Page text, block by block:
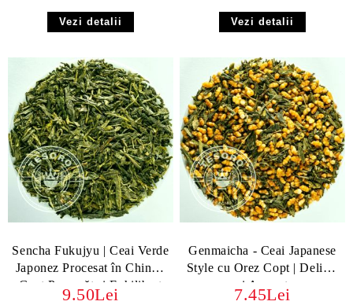
Vezi detalii Vezi detalii
Sencha Fukujyu | Ceai Verde
Japonez Procesat în China -
Gust Proaspăt și Echilibrat
9.50Lei
Genmaicha - Ceai Japanese
Style cu Orez Copt | Delicat
și Aromat
7.45Lei